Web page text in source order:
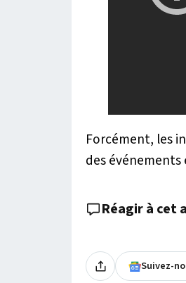
Forcément, les
des événements
Réagir à cet
Suivez-